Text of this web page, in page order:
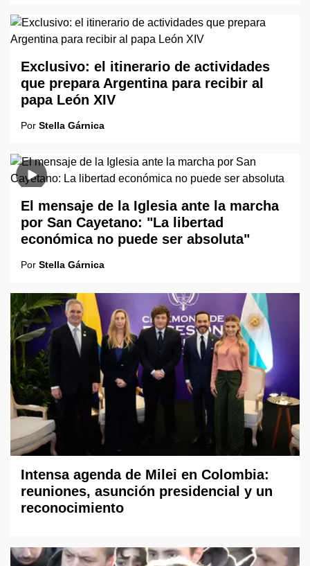
Exclusivo: el itinerario de actividades
que prepara Argentina para recibir al
papa León XIV
Por Stella Gárnica
El mensaje de la Iglesia ante la marcha
por San Cayetano: "La libertad
económica no puede ser absoluta"
Por Stella Gárnica
Intensa agenda de Milei en Colombia:
reuniones, asunción presidencial y un
reconocimiento